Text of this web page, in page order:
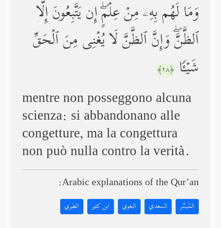
وَمَا لَهُم بِهِۦ مِنۡ عِلۡمٍۖ إِن یَتَّبِعُونَ إِلَّا
ٱلظَّنَّۖ وَإِنَّ ٱلظَّنَّ لَا یُغۡنِی مِنَ ٱلۡحَقِّ
شَیۡـࣰٔا ﴿٢٨﴾
mentre non posseggono alcuna
scienza: si abbandonano alle
congetture, ma la congettura
non può nulla contro la verità.
Arabic explanations of the Qur’an:
المُيسَّر السعدي البغوي ابن كثير الطبري